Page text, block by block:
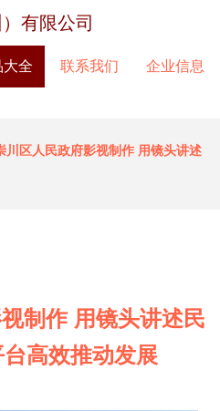
有限公司
大全 联系我们 企业信息
川区人民政府影视制作 用镜头讲述
制作 用镜头讲述民
高效推动发展